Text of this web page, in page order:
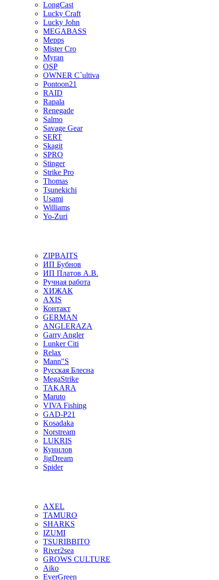
LongCast
Lucky Craft
Lucky John
MEGABASS
Mepps
Mister Cro
Myran
OSP
OWNER C`ultiva
Pontoon21
RAID
Rapala
Renegade
Salmo
Savage Gear
SERT
Skagit
SPRO
Stinger
Strike Pro
Thomas
Tsunekichi
Usami
Williams
Yo-Zuri
ZIPBAITS
ИП Бубнов
ИП Платов А.В.
Ручная работа
ХИЖАК
AXIS
Контакт
GERMAN
ANGLERAZA
Garry Angler
Lunker Citi
Relax
Mann"S
Русская Блесна
MegaStrike
TAKARA
Maruto
VIVA Fishing
GAD-P21
Kosadaka
Norstream
LUKRIS
Кунилов
JigDream
Spider
AXEL
TAMURO
SHARKS
IZUMI
TSURIBBITO
River2sea
GROWS CULTURE
Aiko
EverGreen